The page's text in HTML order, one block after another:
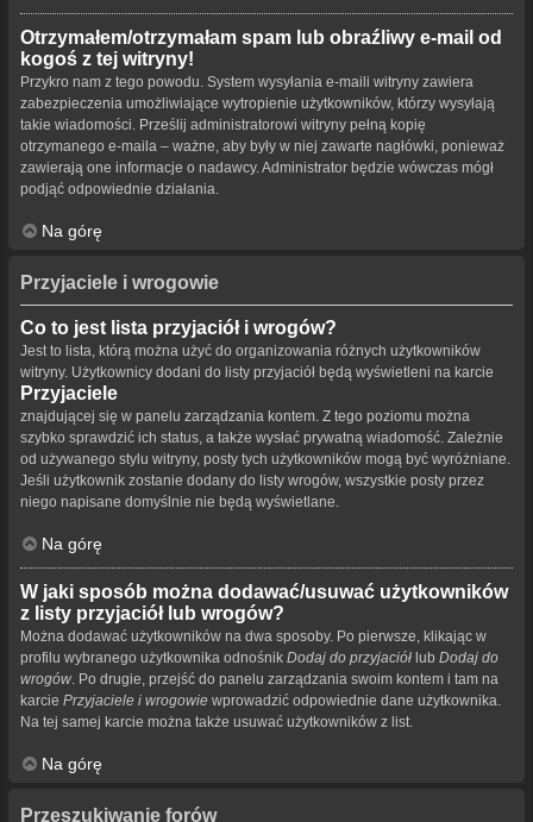
Otrzymałem/otrzymałam spam lub obraźliwy e-mail od
kogoś z tej witryny!
Przykro nam z tego powodu. System wysyłania e-maili witryny zawiera
zabezpieczenia umożliwiające wytropienie użytkowników, którzy wysyłają
takie wiadomości. Prześlij administratorowi witryny pełną kopię
otrzymanego e-maila – ważne, aby były w niej zawarte nagłówki, ponieważ
zawierają one informacje o nadawcy. Administrator będzie wówczas mógł
podjąć odpowiednie działania.
Na górę
Przyjaciele i wrogowie
Co to jest lista przyjaciół i wrogów?
Jest to lista, którą można użyć do organizowania różnych użytkowników
witryny. Użytkownicy dodani do listy przyjaciół będą wyświetleni na karcie
Przyjaciele
znajdującej się w panelu zarządzania kontem. Z tego poziomu można
szybko sprawdzić ich status, a także wysłać prywatną wiadomość. Zależnie
od używanego stylu witryny, posty tych użytkowników mogą być wyróżniane.
Jeśli użytkownik zostanie dodany do listy wrogów, wszystkie posty przez
niego napisane domyślnie nie będą wyświetlane.
Na górę
W jaki sposób można dodawać/usuwać użytkowników
z listy przyjaciół lub wrogów?
Można dodawać użytkowników na dwa sposoby. Po pierwsze, klikając w
profilu wybranego użytkownika odnośnik Dodaj do przyjaciół lub Dodaj do
wrogów . Po drugie, przejść do panelu zarządzania swoim kontem i tam na
karcie Przyjaciele i wrogowie wprowadzić odpowiednie dane użytkownika.
Na tej samej karcie można także usuwać użytkowników z list.
Na górę
Przeszukiwanie forów